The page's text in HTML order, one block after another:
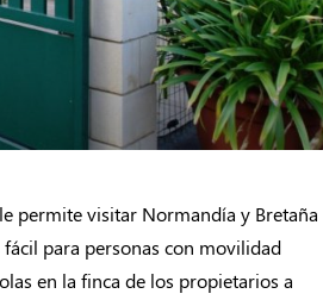
permite visitar Normandía y Bretaña
para personas con movilidad
en la finca de los propietarios a